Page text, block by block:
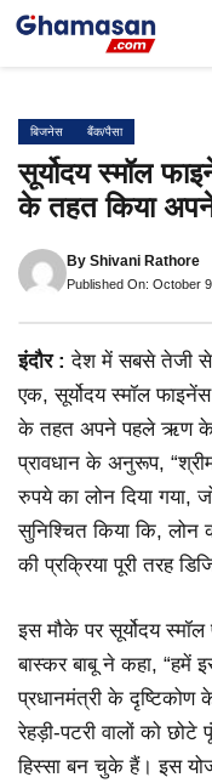
Skip
बिजनेस बैंक/पैसा
सूर्योदय स्मॉल
के तहत किया
By Shivani Rathore
Published On: October
इंदौर :देश में सबसे तेजी से
एक, सूर्योदय स्मॉल
के तहत अपने पहले ऋण के
प्रावधान के अनुरूप,
रुपये का लोन दिया गया,
सुनिश्चित किया कि,
की प्रक्रिया पूरी तरह
इस मौके पर सूर्योदय
बास्कर बाबू ने कहा, “हमें
प्रधानमंत्री के
रेहड़ी-पटरी वालों को
हिस्सा बन चुके हैं। इस